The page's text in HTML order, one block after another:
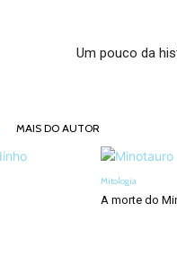
Um pouco da
MAIS DO AUTOR
Mitologia
A morte do